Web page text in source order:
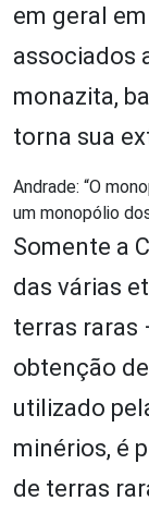
em geral
associados
monazita,
torna sua
Andrade: “O
um monopólio
Somente a
das várias
terras raras
obtenção
utilizado
minérios, é
de terras